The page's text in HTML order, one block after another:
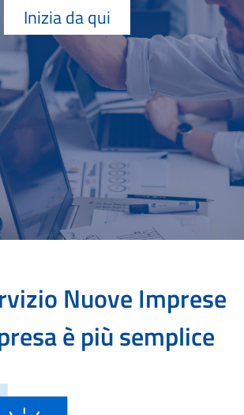
Inizia da qui
Nuove Imprese
è più semplice